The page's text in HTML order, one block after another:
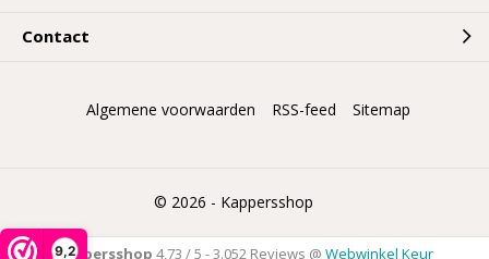
9,2
Contact
© 2026 - Kappersshop
Algemene voorwaarden RSS-feed Sitemap
Kappersshop 4,73 /5 -3.052 Reviews @ Webwinkel Keur